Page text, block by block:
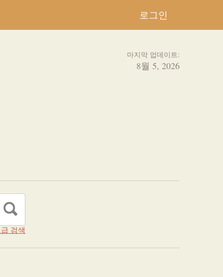
로그인
마지막 업데이트:
8월 5, 2026
급 검색